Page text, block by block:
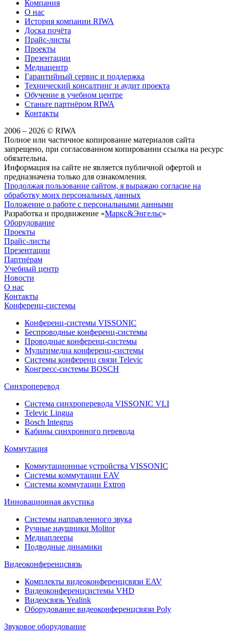
Компания
О нас
История компании RIWA
Доска почёта
Прайс-листы
Проекты
Презентации
Медиацентр
Гарантийный сервис и поддержка
Технический консалтинг и аудит проекта
Обучение в учебном центре
Станьте партнёром RIWA
Контакты
2006 – 2026 © RIWA
Полное или частичное копирование материалов сайта
запрещено, при согласованном копировании ссылка на ресурс
обязательна.
Информация на сайте не является публичной офертой и
предназначена только для ознакомления.
Продолжая пользование сайтом, я выражаю согласие на
обработку моих персональных данных
Положение о работе с персональными данными
Разработка и продвижение «Маркс&Энгельс»
Оборудование
Проекты
Прайс-листы
Презентации
Партнёрам
Учебный центр
Новости
О нас
Контакты
Конференц-системы
Конференц-системы VISSONIC
Беспроводные конференц-системы
Проводные конференц-системы
Мультимедиа конференц-системы
Системы конференц связи Televic
Конгресс-системы BOSCH
Синхроперевод
Система синхроперевода VISSONIC VLI
Televic Lingua
Bosch Integrus
Кабины синхронного перевода
Коммутация
Коммутационные устройства VISSONIC
Системы коммутации EAV
Системы коммутации Extron
Инновационная акустика
Системы направленного звука
Ручные наушники Molitor
Медиаплееры
Подводные динамики
Видеоконференцсвязь
Комплекты видеоконференцсвязи EAV
Видеоконференцсистемы VHD
Видеосвязь Yealink
Оборудование видеоконференцсвязи Poly
Звуковое оборудование